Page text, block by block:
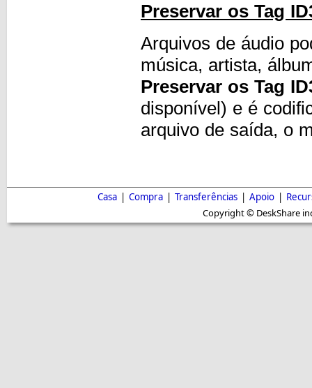
Preservar os Tag
Arquivos de áudio
música, artista,
Preservar os Tag
disponível) e é
arquivo de saída, o
Casa | Compra | Transferências | Apoio |
Copyright © DeskShare